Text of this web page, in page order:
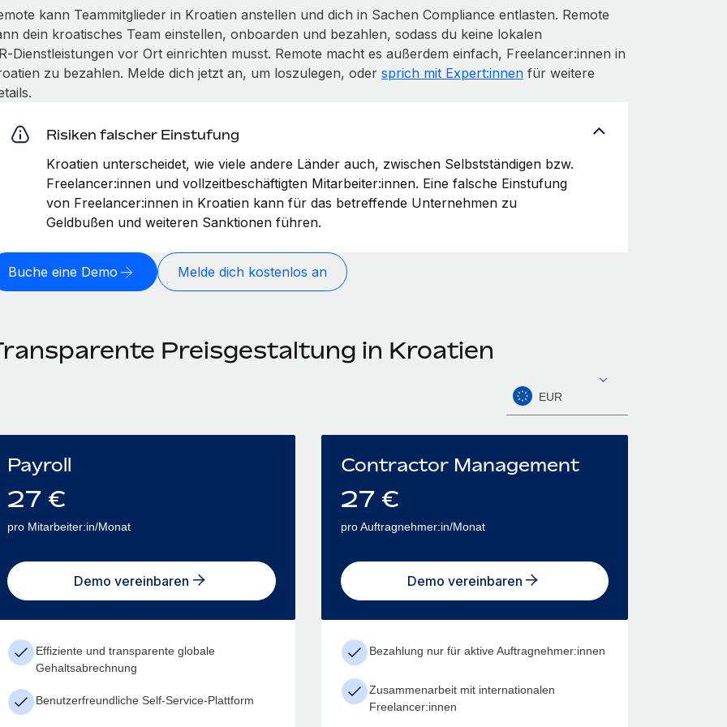
kann Teammitglieder in Kroatien anstellen und dich in Sachen Compliance entlasten. Remote
dein kroatisches Team einstellen, onboarden und bezahlen, sodass du keine lokalen
vor Ort einrichten musst. Remote macht es außerdem einfach, Freelancer:innen in
zu bezahlen. Melde dich jetzt an, um loszulegen, oder sprich mit Expert:innenfür weitere
Risiken falscher Einstufung
Kroatien unterscheidet, wie viele andere Länder auch, zwischen Selbstständigen bzw.
Freelancer:innen und vollzeitbeschäftigten Mitarbeiter:innen. Eine falsche Einstufung
von Freelancer:innen in Kroatien kann für das betreffende Unternehmen zu
Geldbußen und weiteren Sanktionen führen.
Buche eine Demo Melde dich kostenlos an
Preisgestaltung in Kroatien
EUR
Payroll
27 €
pro Mitarbeiter:in/Monat
Demo vereinbaren
Effiziente und transparente globale
Gehaltsabrechnung
Benutzerfreundliche Self-Service-Plattform
Contractor Management
27 €
pro Auftragnehmer:in/Monat
Demo vereinbaren
Bezahlung nur für aktive Auftragnehmer:innen
Zusammenarbeit mit internationalen
Freelancer:innen